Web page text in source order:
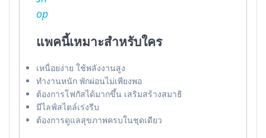
แพคนี้เหมาะสำหรับใคร
เหนื่อยง่าย ใช้พลังงานสูง
ทำงานหนัก พักผ่อนไม่เพียงพอ
ต้องการโฟกัสได้มากขึ้น เสริมสร้างสมาธิ
มีไลฟ์สไตล์เร่งรีบ
ต้องการดูแลสุขภาพครบในชุดเดียว